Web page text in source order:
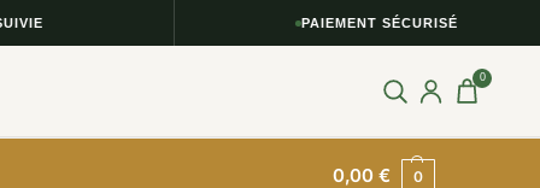
PAIEMENT SÉCURISÉ
0
0,00€ 0